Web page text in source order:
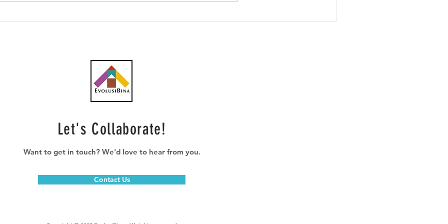
Kedua, Sasar Kapasiti 2GW
Let's Collaborate!
Want to get in touch? We'd love to hear from you.
Contact Us